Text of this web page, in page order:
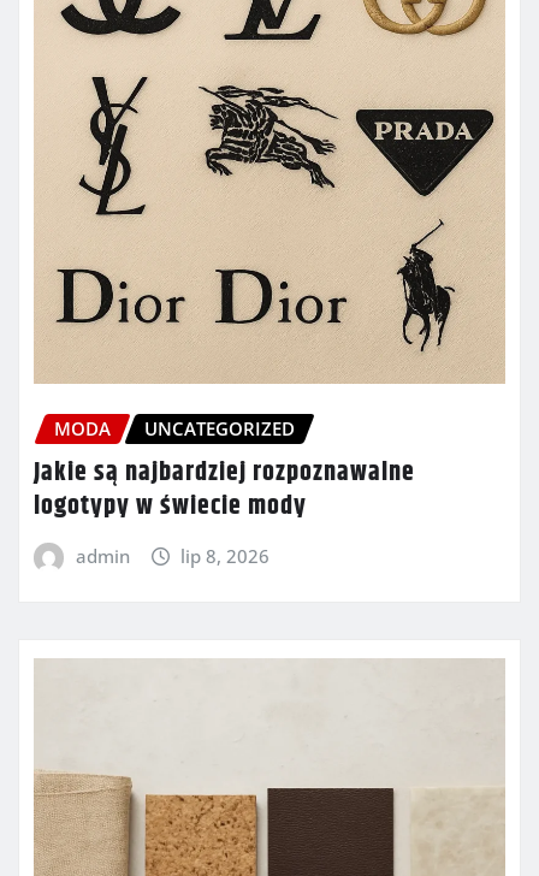
MODA UNCATEGORIZED
Jakie są najbardziej rozpoznawalne
logotypy w świecie mody
admin lip 8, 2026